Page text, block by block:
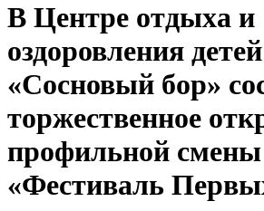
В Центре отдыха и
оздоровления детей
«Сосновый бор»
торжественное
профильной смены
«Фестиваль